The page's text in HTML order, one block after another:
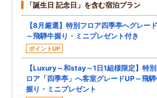
「誕生日 記念日」を含む宿泊プラン
【8月厳選】特別フロア四季亭へグレー
～飛騨牛握り・ミニプレゼント付き
ポイントUP
【Luxury～和stay～1日1組様限定】特
ロア「四季亭」へ客室グレードUP～飛
握り・ミニプレゼント